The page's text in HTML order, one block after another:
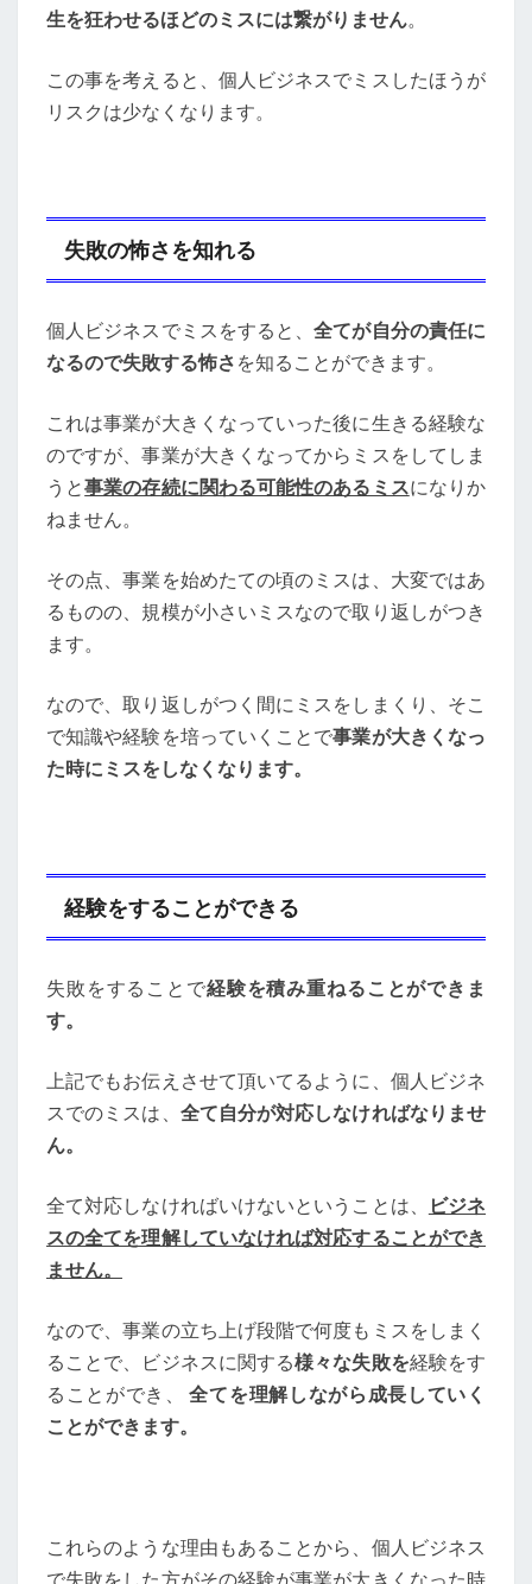
生を狂わせるほどのミスには繋がりません。
この事を考えると、個人ビジネスでミスしたほうが
リスクは少なくなります。
失敗の怖さを知れる
個人ビジネスでミスをすると、全てが自分の責任に
なるので失敗する怖さ を知ることができます。
これは事業が大きくなっていった後に生きる経験な
のですが、事業が大きくなってからミスをしてしま
うと事業の存続に関わる可能性のあるミスになりか
ねません。
その点、事業を始めたての頃のミスは、大変ではあ
るものの、規模が小さいミスなので取り返しがつき
ます。
なので、取り返しがつく間にミスをしまくり、そこ
で知識や経験を培っていくことで事業が大きくなっ
た時にミスをしなくなります。
経験をすることができる
失敗をすることで経験を積み重ねることができま
す。
上記でもお伝えさせて頂いてるように、個人ビジネ
スでのミスは、 全て自分が対応しなければなりませ
ん。
全て対応しなければいけないということは、
ビジネ
スの全てを理解していなければ対応することができ
ません。
なので、事業の立ち上げ段階で何度もミスをしまく
ることで、ビジネスに関する様々な失敗を経験をす
ることができ、全てを理解しながら成長していく
ことができます。
これらのような理由もあることから、個人ビジネス